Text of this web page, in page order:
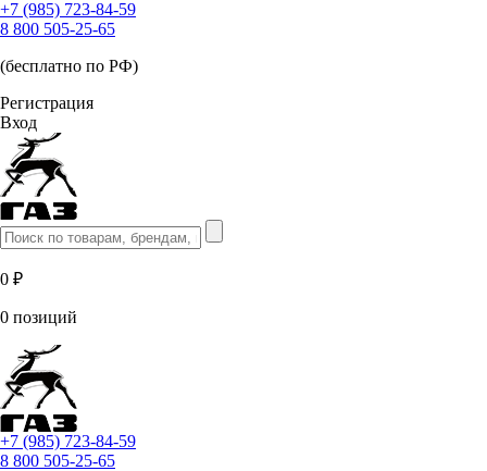
+7 (985) 723-84-59
8 800 505-25-65
(бесплатно по РФ)
Регистрация
Вход
0 ₽
0 позиций
+7 (985) 723-84-59
8 800 505-25-65